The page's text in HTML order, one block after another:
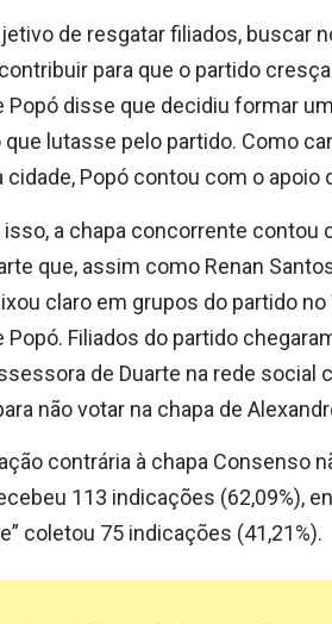
de resgatar filiados, buscar
para que o partido
Popó disse que decidiu formar
que lutasse pelo partido. Como
cidade, Popó contou com o apoio
isso, a chapa concorrente contou
que, assim como Renan
claro em grupos do partido
Popó. Filiados do partido
de Duarte na rede social
não votar na chapa de
contrária à chapa Consenso
113 indicações (62,09%),
coletou 75 indicações (41,21%).